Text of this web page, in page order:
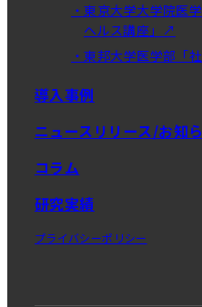
・東京大学大学院医
ヘルス講座」↗
・東邦大学医学部「
導入事例
ニュースリリース/お知
コラム
研究実績
プライバシーポリシー